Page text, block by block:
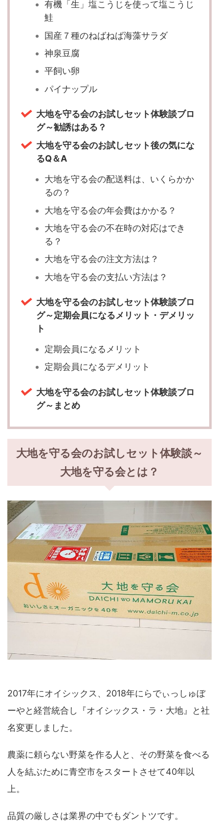
有機「生」塩こうじを使って塩こうじ
鮭
国産７種のねばねば海藻サラダ
神泉豆腐
平飼い卵
パイナップル
大地を守る会のお試しセット体験談ブロ
グ～勧誘はある？
大地を守る会のお試しセット後の気にな
るQ＆A
大地を守る会の配送料は、いくらかか
るの？
大地を守る会の年会費はかかる？
大地を守る会の不在時の対応はでき
る？
大地を守る会の注文方法は？
大地を守る会の支払い方法は？
大地を守る会のお試しセット体験談ブロ
グ～定期会員になるメリット・デメリッ
ト
定期会員になるメリット
定期会員になるデメリット
大地を守る会のお試しセット体験談ブロ
グ～まとめ
大地を守る会のお試しセット体験談～
大地を守る会とは？
2017年にオイシックス、2018年にらでぃっしゅぼ
ーやと経営統合し『オイシックス・ラ・大地』と社
名変更しました。
農薬に頼らない野菜を作る人と、その野菜を食べる
人を結ぶために青空市をスタートさせて40年以
上。
品質の厳しさは業界の中でもダントツです。